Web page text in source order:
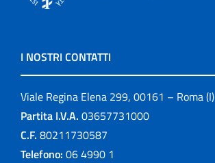
I NOSTRI CONTATTI
Viale Regina Elena 299, 00161 – Roma (I)
Partita I.V.A. 03657731000
C.F. 80211730587
Telefono: 06 4990 1